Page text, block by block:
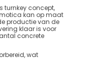
turnkey concept,
kan op maat
productie van de
klaar is voor
concrete
wat